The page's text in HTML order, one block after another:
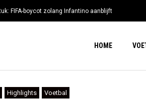
FIFA-boycot zolang Infantino aanblijft
HOME
Highlights Voetbal